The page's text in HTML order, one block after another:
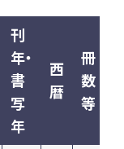
刊
年・
書
写
年
西
暦
冊
数
等